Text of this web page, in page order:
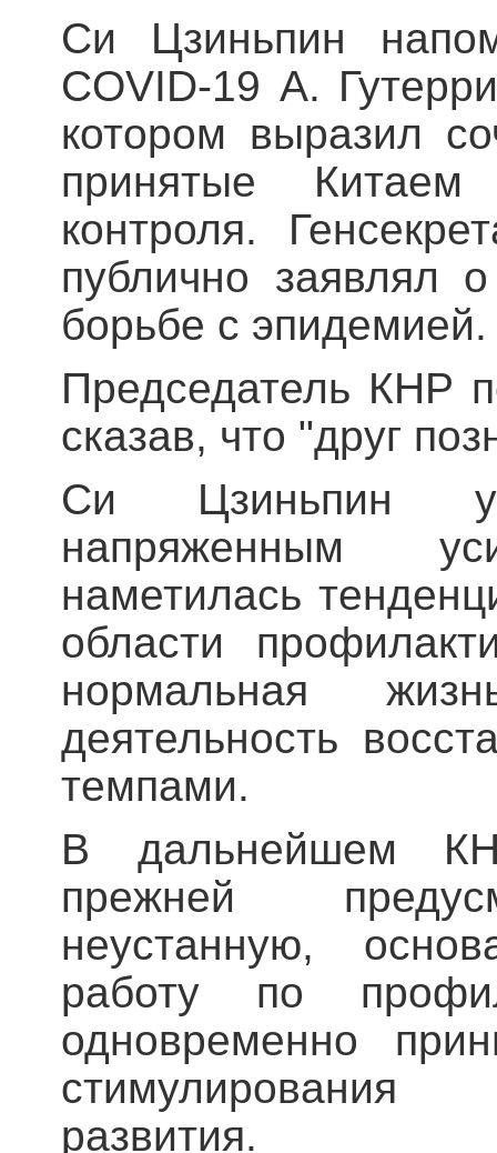
Си Цзиньпин
COVID-19 А.
котором выразил
принятые
контроля.
публично заявлял
борьбе с эпидемией.
Председатель КНР
сказав, что "друг
Си Цзиньпин
напряженным
наметилась
области
нормальная
деятельность
темпами.
В дальнейшем
прежней
неустанную,
работу по
одновременно
стимулирования
развития.